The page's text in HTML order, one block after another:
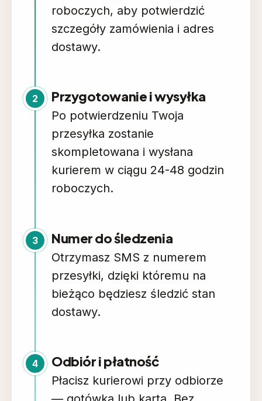
roboczych, aby potwierdzić
szczegóły zamówienia i adres
dostawy.
2 Przygotowanie i wysyłka
Po potwierdzeniu Twoja
przesyłka zostanie
skompletowana i wysłana
kurierem w ciągu 24-48 godzin
roboczych.
3 Numer do śledzenia
Otrzymasz SMS z numerem
przesyłki, dzięki któremu na
bieżąco będziesz śledzić stan
dostawy.
4 Odbiór i płatność
Płacisz kurierowi przy odbiorze